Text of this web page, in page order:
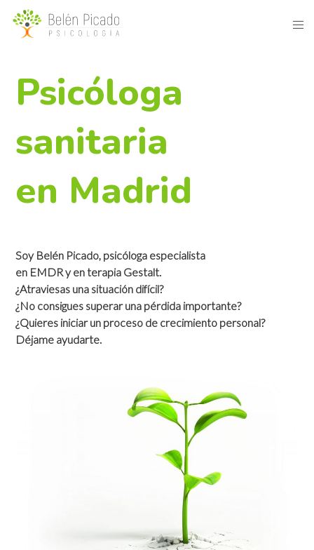
Psicóloga
sanitaria
en Madrid
Soy Belén Picado, psicóloga especialista
en EMDR y en terapia Gestalt.
¿Atraviesas una situación difícil?
¿No consigues superar una pérdida importante?
¿Quieres iniciar un proceso de crecimiento personal?
Déjame ayudarte.